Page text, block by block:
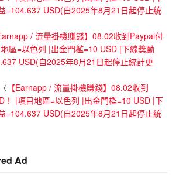
=104.637 USD(自2025年8月21日起停止統
/ 流量掛機賺錢】08.02收到Paypal付
區=以色列 |出金門檻=10 USD |下線獎勵
USD(自2025年8月21日起停止統計更
【Earnapp / 流量掛機賺錢】08.02收到
！ |項目地區=以色列 |出金門檻=10 USD |下
=104.637 USD(自2025年8月21日起停止統
Ad